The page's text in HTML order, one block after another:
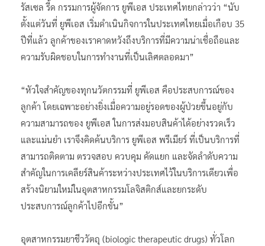
รัสเซล รี้ด กรรมการผู้จัดการ ยูพีเอส ประเทศไทยกล่าวว่า “นับ
ตั้งแต่วันที่ ยูพีเอส เริ่มดำเนินกิจการในประเทศไทยเมื่อเกือบ 35
ปีที่แล้ว ลูกค้าของเราคาดหวังถึงบริการที่มีความน่าเชื่อถือและ
ความรับผิดชอบในการทำงานที่เป็นเลิศตลอดมา”
“หัวใจสำคัญของทุกนวัตกรรมที่ ยูพีเอส คือประสบการณ์ของ
ลูกค้า โดยเฉพาะอย่างยิ่งเมื่อความอยู่รอดของผู้ป่วยขึ้นอยู่กับ
ความสามารถของ ยูพีเอส ในการส่งมอบสินค้าได้อย่างรวดเร็ว
และแม่นยำ เราจึงคิดค้นบริการ ยูพีเอส พรีเมียร์ ที่เป็นบริการที่
สามารถติดตาม ตรวจสอบ ควบคุม คัดแยก และจัดลำดับความ
สำคัญในการเคลียร์สินค้าระหว่างประเทศไว้ในบริการเดียวเพื่อ
สร้างนิยามใหม่ในอุตสาหกรรมโลจิสติกส์และยกระดับ
ประสบการณ์ลูกค้าไปอีกขั้น”
อุตสาหกรรมยาชีววัตถุ (biologic therapeutic drugs) ทั่วโลก